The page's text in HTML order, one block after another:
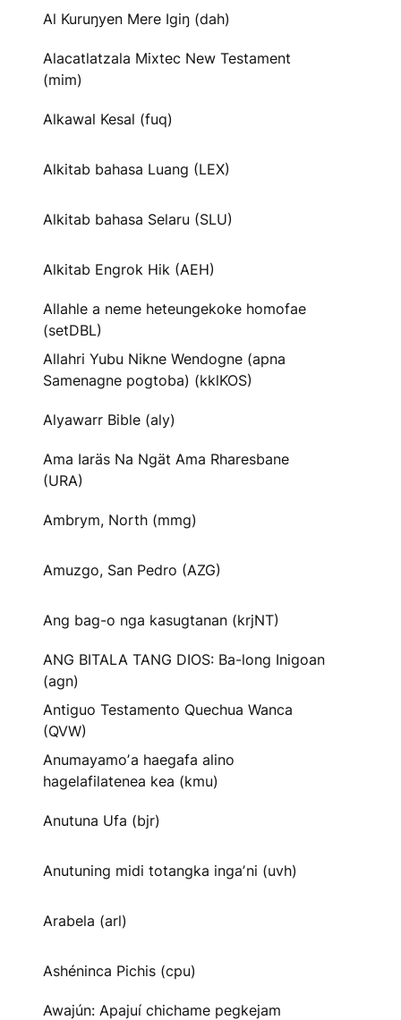
Al Kuruŋyen Mere Igiŋ (dah)
Alacatlatzala Mixtec New Testament
(mim)
Alkawal Kesal (fuq)
Alkitab bahasa Luang (LEX)
Alkitab bahasa Selaru (SLU)
Alkitab Engrok Hik (AEH)
Allahle a neme heteungekoke homofae
(setDBL)
Allahri Yubu Nikne Wendogne (apna
Samenagne pogtoba) (kklKOS)
Alyawarr Bible (aly)
Ama Iaräs Na Ngät Ama Rharesbane
(URA)
Ambrym, North (mmg)
Amuzgo, San Pedro (AZG)
Ang bag-o nga kasugtanan (krjNT)
ANG BITALA TANG DIOS: Ba-long Inigoan
(agn)
Antiguo Testamento Quechua Wanca
(QVW)
Anumayamoʼa haegafa alino
hagelafilatenea kea (kmu)
Anutuna Ufa (bjr)
Anutuning midi totangka ingaʼni (uvh)
Arabela (arl)
Ashéninca Pichis (cpu)
Awajún: Apajuí chichame pegkejam